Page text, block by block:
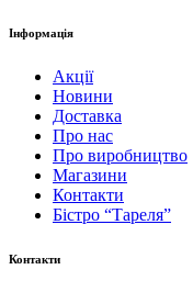
Інформація
Акції
Новини
Доставка
Про нас
Про виробництво
Магазини
Контакти
Бістро “Тареля”
Контакти